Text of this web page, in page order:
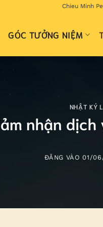
Chieu Minh
GÓC TƯỞNG NIỆM
NHẬT KÝ
nhận
ĐĂNG VÀO01/